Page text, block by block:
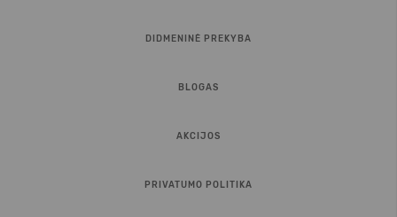
DIDMENINĖ PREKYBA
BLOGAS
AKCIJOS
PRIVATUMO POLITIKA